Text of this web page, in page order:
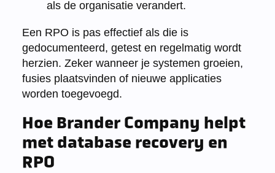
als de organisatie verandert.
Een RPO is pas effectief als die is
gedocumenteerd, getest en regelmatig wordt
herzien. Zeker wanneer je systemen groeien,
fusies plaatsvinden of nieuwe applicaties
worden toegevoegd.
Hoe Brander Company helpt
met database recovery en
RPO